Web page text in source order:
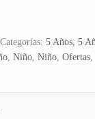
Categorías: 5 Años, 5
, Niño, Niño, Ofertas,